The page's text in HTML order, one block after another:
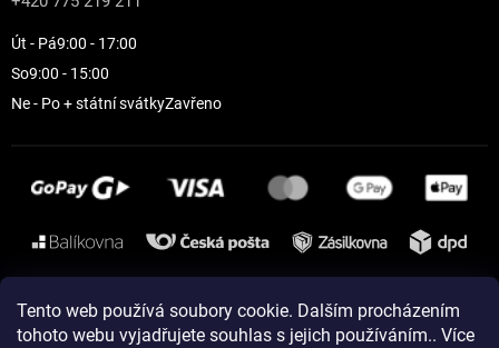
Tento web používá soubory cookie. Dalším procházením
tohoto webu vyjadřujete souhlas s jejich používáním.. Více
Út - Pá9:00 - 17:00
So9:00 - 15:00
Ne - Po + státní svátkyZavřeno
Instagram